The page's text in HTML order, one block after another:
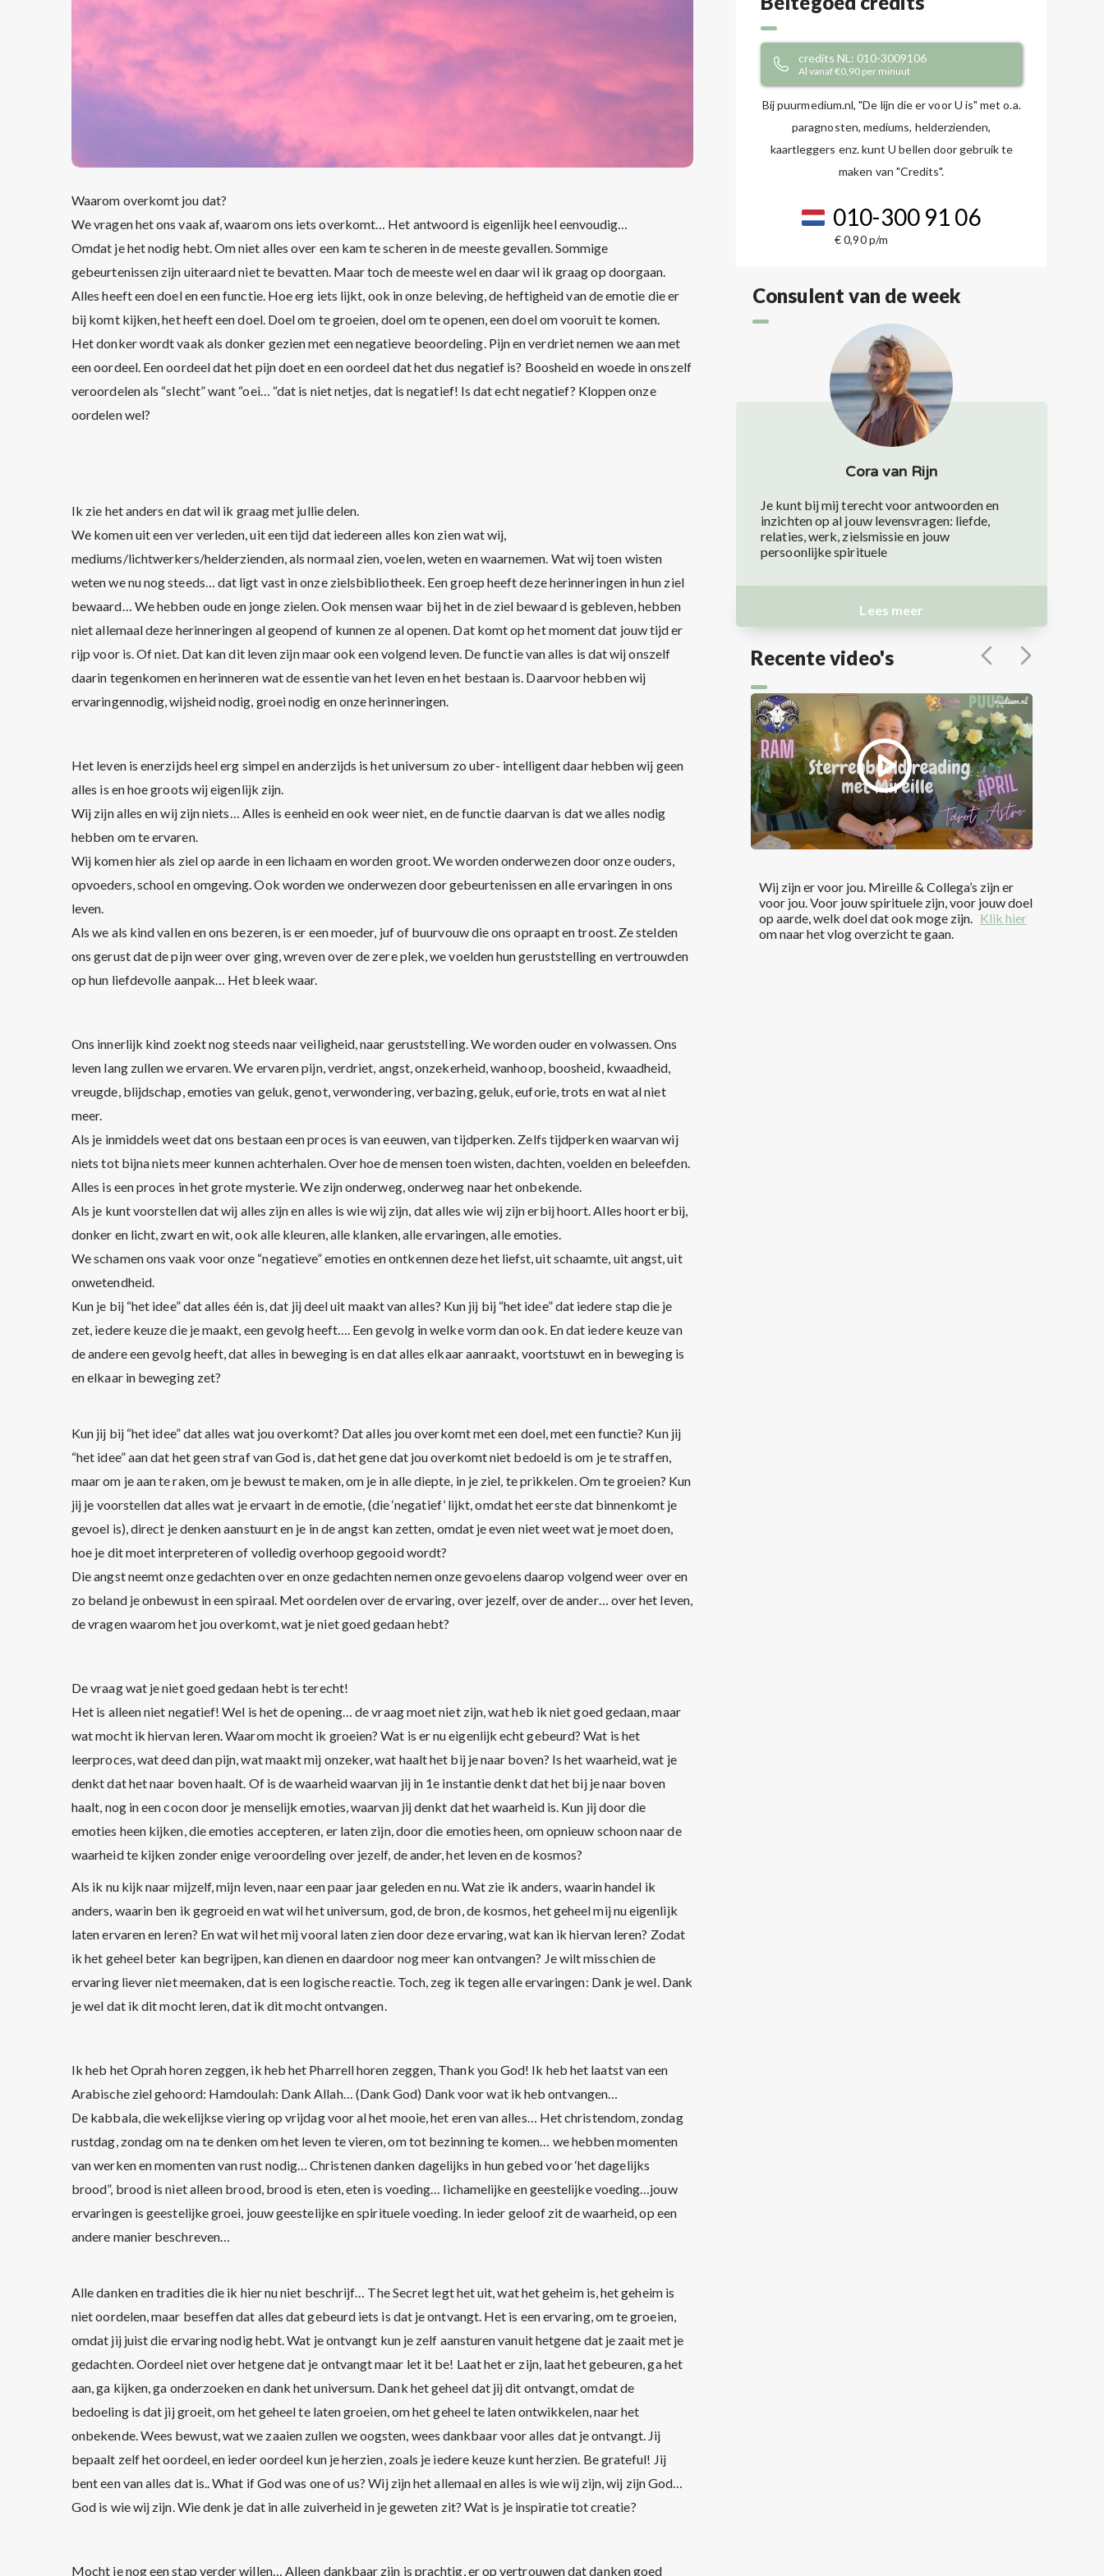
Waarom overkomt jou dat?
We vragen het ons vaak af, waarom ons iets overkomt… Het antwoord is eigenlijk heel eenvoudig…
Omdat je het nodig hebt. Om niet alles over een kam te scheren in de meeste gevallen. Sommige
gebeurtenissen zijn uiteraard niet te bevatten. Maar toch de meeste wel en daar wil ik graag op doorgaan.
Alles heeft een doel en een functie. Hoe erg iets lijkt, ook in onze beleving, de heftigheid van de emotie die er
bij komt kijken, het heeft een doel. Doel om te groeien, doel om te openen, een doel om vooruit te komen.
Het donker wordt vaak als donker gezien met een negatieve beoordeling. Pijn en verdriet nemen we aan met
een oordeel. Een oordeel dat het pijn doet en een oordeel dat het dus negatief is? Boosheid en woede in onszelf
veroordelen als “slecht” want “oei… “dat is niet netjes, dat is negatief! Is dat echt negatief? Kloppen onze
oordelen wel?
Ik zie het anders en dat wil ik graag met jullie delen.
We komen uit een ver verleden, uit een tijd dat iedereen alles kon zien wat wij,
mediums/lichtwerkers/helderzienden, als normaal zien, voelen, weten en waarnemen. Wat wij toen wisten
weten we nu nog steeds… dat ligt vast in onze zielsbibliotheek. Een groep heeft deze herinneringen in hun ziel
bewaard… We hebben oude en jonge zielen. Ook mensen waar bij het in de ziel bewaard is gebleven, hebben
niet allemaal deze herinneringen al geopend of kunnen ze al openen. Dat komt op het moment dat jouw tijd er
rijp voor is. Of niet. Dat kan dit leven zijn maar ook een volgend leven. De functie van alles is dat wij onszelf
daarin tegenkomen en herinneren wat de essentie van het leven en het bestaan is. Daarvoor hebben wij
ervaringennodig, wijsheid nodig, groei nodig en onze herinneringen.
Het leven is enerzijds heel erg simpel en anderzijds is het universum zo uber- intelligent daar hebben wij geen
alles is en hoe groots wij eigenlijk zijn.
Wij zijn alles en wij zijn niets… Alles is eenheid en ook weer niet, en de functie daarvan is dat we alles nodig
hebben om te ervaren.
Wij komen hier als ziel op aarde in een lichaam en worden groot. We worden onderwezen door onze ouders,
opvoeders, school en omgeving. Ook worden we onderwezen door gebeurtenissen en alle ervaringen in ons
leven.
Als we als kind vallen en ons bezeren, is er een moeder, juf of buurvouw die ons opraapt en troost. Ze stelden
ons gerust dat de pijn weer over ging, wreven over de zere plek, we voelden hun geruststelling en vertrouwden
op hun liefdevolle aanpak… Het bleek waar.
Ons innerlijk kind zoekt nog steeds naar veiligheid, naar geruststelling. We worden ouder en volwassen. Ons
leven lang zullen we ervaren. We ervaren pijn, verdriet, angst, onzekerheid, wanhoop, boosheid, kwaadheid,
vreugde, blijdschap, emoties van geluk, genot, verwondering, verbazing, geluk, euforie, trots en wat al niet
meer.
Als je inmiddels weet dat ons bestaan een proces is van eeuwen, van tijdperken. Zelfs tijdperken waarvan wij
niets tot bijna niets meer kunnen achterhalen. Over hoe de mensen toen wisten, dachten, voelden en beleefden.
Alles is een proces in het grote mysterie. We zijn onderweg, onderweg naar het onbekende.
Als je kunt voorstellen dat wij alles zijn en alles is wie wij zijn, dat alles wie wij zijn erbij hoort. Alles hoort erbij,
donker en licht, zwart en wit, ook alle kleuren, alle klanken, alle ervaringen, alle emoties.
We schamen ons vaak voor onze “negatieve” emoties en ontkennen deze het liefst, uit schaamte, uit angst, uit
onwetendheid.
Kun je bij “het idee” dat alles één is, dat jij deel uit maakt van alles? Kun jij bij “het idee” dat iedere stap die je
zet, iedere keuze die je maakt, een gevolg heeft…. Een gevolg in welke vorm dan ook. En dat iedere keuze van
de andere een gevolg heeft, dat alles in beweging is en dat alles elkaar aanraakt, voortstuwt en in beweging is
en elkaar in beweging zet?
Kun jij bij “het idee” dat alles wat jou overkomt? Dat alles jou overkomt met een doel, met een functie? Kun jij
“het idee” aan dat het geen straf van God is, dat het gene dat jou overkomt niet bedoeld is om je te straffen,
maar om je aan te raken, om je bewust te maken, om je in alle diepte, in je ziel, te prikkelen. Om te groeien? Kun
jij je voorstellen dat alles wat je ervaart in de emotie, (die ‘negatief’ lijkt, omdat het eerste dat binnenkomt je
gevoel is), direct je denken aanstuurt en je in de angst kan zetten, omdat je even niet weet wat je moet doen,
hoe je dit moet interpreteren of volledig overhoop gegooid wordt?
Die angst neemt onze gedachten over en onze gedachten nemen onze gevoelens daarop volgend weer over en
zo beland je onbewust in een spiraal. Met oordelen over de ervaring, over jezelf, over de ander… over het leven,
de vragen waarom het jou overkomt, wat je niet goed gedaan hebt?
De vraag wat je niet goed gedaan hebt is terecht!
Het is alleen niet negatief! Wel is het de opening… de vraag moet niet zijn, wat heb ik niet goed gedaan, maar
wat mocht ik hiervan leren. Waarom mocht ik groeien? Wat is er nu eigenlijk echt gebeurd? Wat is het
leerproces, wat deed dan pijn, wat maakt mij onzeker, wat haalt het bij je naar boven? Is het waarheid, wat je
denkt dat het naar boven haalt. Of is de waarheid waarvan jij in 1e instantie denkt dat het bij je naar boven
haalt, nog in een cocon door je menselijk emoties, waarvan jij denkt dat het waarheid is. Kun jij door die
emoties heen kijken, die emoties accepteren, er laten zijn, door die emoties heen, om opnieuw schoon naar de
waarheid te kijken zonder enige veroordeling over jezelf, de ander, het leven en de kosmos?
Als ik nu kijk naar mijzelf, mijn leven, naar een paar jaar geleden en nu. Wat zie ik anders, waarin handel ik
anders, waarin ben ik gegroeid en wat wil het universum, god, de bron, de kosmos, het geheel mij nu eigenlijk
laten ervaren en leren? En wat wil het mij vooral laten zien door deze ervaring, wat kan ik hiervan leren? Zodat
ik het geheel beter kan begrijpen, kan dienen en daardoor nog meer kan ontvangen? Je wilt misschien de
ervaring liever niet meemaken, dat is een logische reactie. Toch, zeg ik tegen alle ervaringen: Dank je wel. Dank
je wel dat ik dit mocht leren, dat ik dit mocht ontvangen.
Ik heb het Oprah horen zeggen, ik heb het Pharrell horen zeggen, Thank you God! Ik heb het laatst van een
Arabische ziel gehoord: Hamdoulah: Dank Allah… (Dank God) Dank voor wat ik heb ontvangen…
De kabbala, die wekelijkse viering op vrijdag voor al het mooie, het eren van alles… Het christendom, zondag
rustdag, zondag om na te denken om het leven te vieren, om tot bezinning te komen… we hebben momenten
van werken en momenten van rust nodig… Christenen danken dagelijks in hun gebed voor ‘het dagelijks
brood”, brood is niet alleen brood, brood is eten, eten is voeding… lichamelijke en geestelijke voeding…jouw
ervaringen is geestelijke groei, jouw geestelijke en spirituele voeding. In ieder geloof zit de waarheid, op een
andere manier beschreven…
Alle danken en tradities die ik hier nu niet beschrijf… The Secret legt het uit, wat het geheim is, het geheim is
niet oordelen, maar beseffen dat alles dat gebeurd iets is dat je ontvangt. Het is een ervaring, om te groeien,
omdat jij juist die ervaring nodig hebt. Wat je ontvangt kun je zelf aansturen vanuit hetgene dat je zaait met je
gedachten. Oordeel niet over hetgene dat je ontvangt maar let it be! Laat het er zijn, laat het gebeuren, ga het
aan, ga kijken, ga onderzoeken en dank het universum. Dank het geheel dat jij dit ontvangt, omdat de
bedoeling is dat jij groeit, om het geheel te laten groeien, om het geheel te laten ontwikkelen, naar het
onbekende. Wees bewust, wat we zaaien zullen we oogsten, wees dankbaar voor alles dat je ontvangt. Jij
bepaalt zelf het oordeel, en ieder oordeel kun je herzien, zoals je iedere keuze kunt herzien. Be grateful! Jij
bent een van alles dat is.. What if God was one of us? Wij zijn het allemaal en alles is wie wij zijn, wij zijn God…
God is wie wij zijn. Wie denk je dat in alle zuiverheid in je geweten zit? Wat is je inspiratie tot creatie?
Mocht je nog een stap verder willen… Alleen dankbaar zijn is prachtig, er op vertrouwen dat danken goed
credits NL: 010-3009106
Al vanaf €0,90 per minuut
Bij puurmedium.nl, "De lijn die er voor U is" met o.a.
paragnosten, mediums, helderzienden,
kaartleggers enz. kunt U bellen door gebruik te
maken van "Credits".
010-300 91 06
€ 0,90 p/m
Consulent van de week
Cora van Rijn
Je kunt bij mij terecht voor antwoorden en
inzichten op al jouw levensvragen: liefde,
relaties, werk, zielsmissie en jouw
persoonlijke spirituele
Lees meer
Recente video's
Wij zijn er voor jou. Mireille & Collega’s zijn er
voor jou. Voor jouw spirituele zijn, voor jouw doel
op aarde, welk doel dat ook moge zijn. Klik hier
om naar het vlog overzicht te gaan.